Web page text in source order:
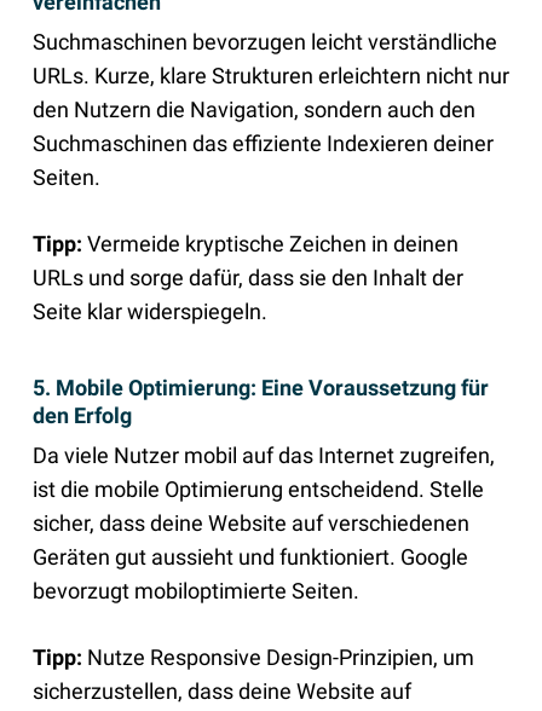
Suchmaschinen bevorzugen leicht verständliche
URLs. Kurze, klare Strukturen erleichtern nicht nur
den Nutzern die Navigation, sondern auch den
Suchmaschinen das effiziente Indexieren deiner
Seiten.
Tipp: Vermeide kryptische Zeichen in deinen
URLs und sorge dafür, dass sie den Inhalt der
Seite klar widerspiegeln.
5. Mobile Optimierung: Eine Voraussetzung für
den Erfolg
Da viele Nutzer mobil auf das Internet zugreifen,
ist die mobile Optimierung entscheidend. Stelle
sicher, dass deine Website auf verschiedenen
Geräten gut aussieht und funktioniert. Google
bevorzugt mobiloptimierte Seiten.
Tipp: Nutze Responsive Design-Prinzipien, um
sicherzustellen, dass deine Website auf